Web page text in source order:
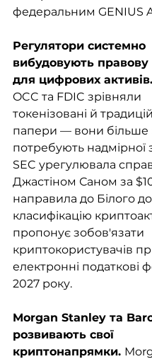
федеральним GENIUS
Регулятори системно
вибудовують
для цифрових активів.
OCC та FDIC зрівняли
токенізовані й
папери — вони більше
потребують надмірної
SEC урегулювала
Джастіном Саном за
направила до Білого
класифікацію
пропонує зобов'язати
криптокористувачів
електронні податкові
2027 року.
Morgan Stanley та
розвивають свої
криптонапрямки.